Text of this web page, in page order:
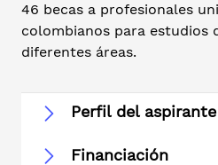
46 becas a profesionales
colombianos para estudios
diferentes áreas.
Perfil del aspirante
Financiación